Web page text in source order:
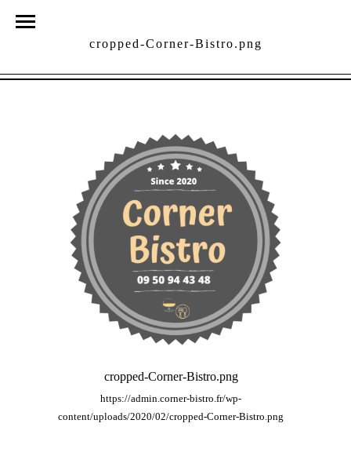
cropped-Corner-Bistro.png
cropped-Corner-Bistro.png
https://admin.corner-bistro.fr/wp-
content/uploads/2020/02/cropped-Corner-Bistro.png